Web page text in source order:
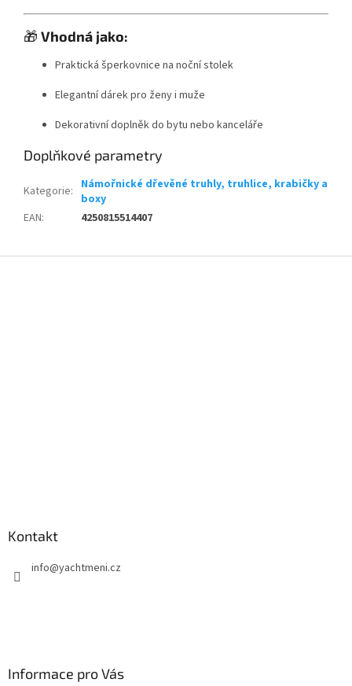
🎁 Vhodná jako:
Praktická šperkovnice na noční stolek
Elegantní dárek pro ženy i muže
Dekorativní doplněk do bytu nebo kanceláře
Doplňkové parametry
Kategorie: Námořnické dřevěné truhly, truhlice, krabičky a
boxy
EAN: 4250815514407
Kontakt
info@yachtmeni.cz
Informace pro Vás